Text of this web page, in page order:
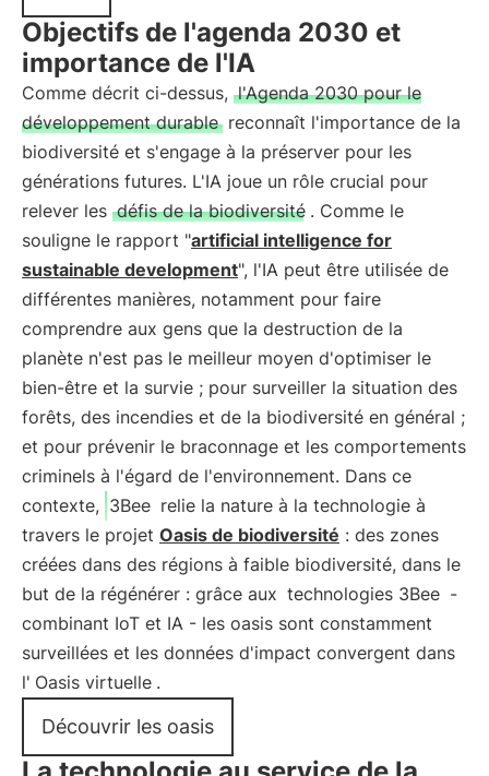
Objectifs de l'agenda 2030 et
importance de l'IA
Comme décrit ci-dessus, l'Agenda 2030 pour le
développement durable reconnaît l'importance de la
biodiversité et s'engage à la préserver pour les
générations futures. L'IA joue un rôle crucial pour
relever les défis de la biodiversité . Comme le
souligne le rapport "artificial intelligence for
sustainable development", l'IA peut être utilisée de
différentes manières, notamment pour faire
comprendre aux gens que la destruction de la
planète n'est pas le meilleur moyen d'optimiser le
bien-être et la survie ; pour surveiller la situation des
forêts, des incendies et de la biodiversité en général ;
et pour prévenir le braconnage et les comportements
criminels à l'égard de l'environnement. Dans ce
contexte, 3Bee relie la nature à la technologie à
travers le projet Oasis de biodiversité : des zones
créées dans des régions à faible biodiversité, dans le
but de la régénérer : grâce aux technologies 3Bee -
combinant IoT et IA - les oasis sont constamment
surveillées et les données d'impact convergent dans
l' Oasis virtuelle .
Découvrir les oasis